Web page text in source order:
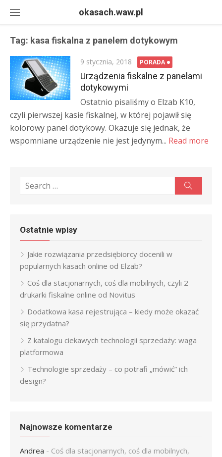
okasach.waw.pl
Tag: kasa fiskalna z panelem dotykowym
Posted
on
9 stycznia, 2018 PORADA
Urządzenia fiskalne z panelami
dotykowymi
Ostatnio pisaliśmy o Elzab K10,
czyli pierwszej kasie fiskalnej, w której pojawił się
kolorowy panel dotykowy. Okazuje się jednak, że
wspomniane urządzenie nie jest jedynym... Read more
Search
Ostatnie wpisy
Jakie rozwiązania przedsiębiorcy docenili w
popularnych kasach online od Elzab?
Coś dla stacjonarnych, coś dla mobilnych, czyli 2
drukarki fiskalne online od Novitus
Dodatkowa kasa rejestrująca – kiedy może okazać
się przydatna?
Z katalogu ciekawych technologii sprzedaży: waga
platformowa
Technologie sprzedaży – co potrafi „mówić” ich
design?
Najnowsze komentarze
Andrea - Coś dla stacjonarnych, coś dla mobilnych,